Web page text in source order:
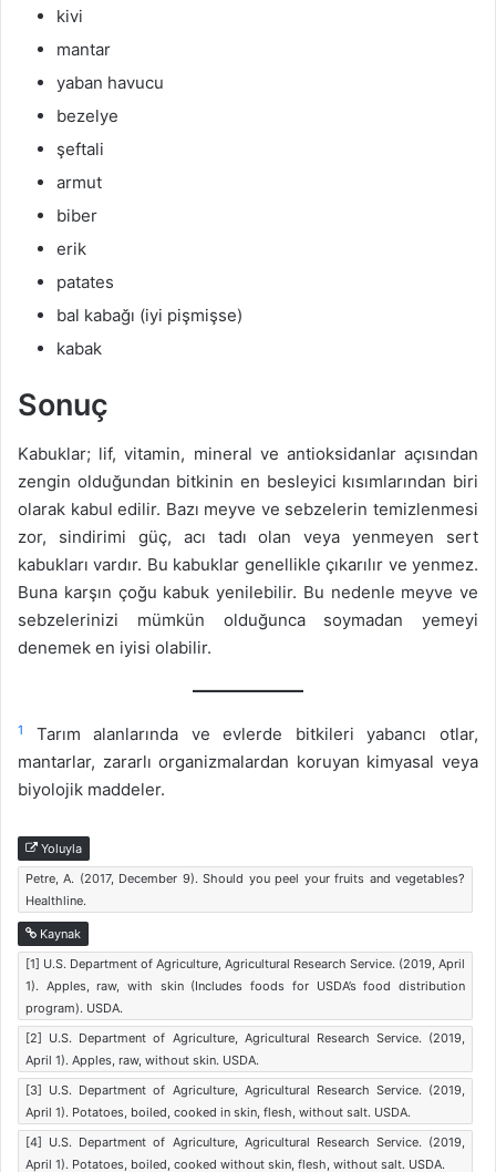
kivi
mantar
yaban havucu
bezelye
şeftali
armut
biber
erik
patates
bal kabağı (iyi pişmişse)
kabak
Sonuç
Kabuklar; lif, vitamin, mineral ve antioksidanlar açısından
zengin olduğundan bitkinin en besleyici kısımlarından biri
olarak kabul edilir. Bazı meyve ve sebzelerin temizlenmesi
zor, sindirimi güç, acı tadı olan veya yenmeyen sert
kabukları vardır. Bu kabuklar genellikle çıkarılır ve yenmez.
Buna karşın çoğu kabuk yenilebilir. Bu nedenle meyve ve
sebzelerinizi mümkün olduğunca soymadan yemeyi
denemek en iyisi olabilir.
1
Tarım alanlarında ve evlerde bitkileri yabancı otlar,
mantarlar, zararlı organizmalardan koruyan kimyasal veya
biyolojik maddeler.
Yoluyla
Petre, A. (2017, December 9). Should you peel your fruits and vegetables?
Healthline.
Kaynak
[1] U.S. Department of Agriculture, Agricultural Research Service. (2019, April
1). Apples, raw, with skin (Includes foods for USDA’s food distribution
program). USDA.
[2] U.S. Department of Agriculture, Agricultural Research Service. (2019,
April 1). Apples, raw, without skin. USDA.
[3] U.S. Department of Agriculture, Agricultural Research Service. (2019,
April 1). Potatoes, boiled, cooked in skin, flesh, without salt. USDA.
[4] U.S. Department of Agriculture, Agricultural Research Service. (2019,
April 1). Potatoes, boiled, cooked without skin, flesh, without salt. USDA.